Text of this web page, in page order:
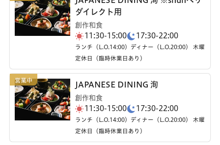
ダイレクト用
創作和食
11:30-15:00 17:30-22:00
ランチ（L.O.14:00）ディナー（L.O.20:00） 木曜
定休日（臨時休業日あり）
JAPANESE DINING 洵
創作和食
11:30-15:00 17:30-22:00
ランチ（L.O.14:00）ディナー（L.O.20:00） 木曜
定休日（臨時休業日あり）